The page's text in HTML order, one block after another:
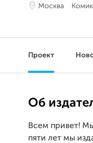
Москва
Проект
Об
Всем привет!
пяти лет мы